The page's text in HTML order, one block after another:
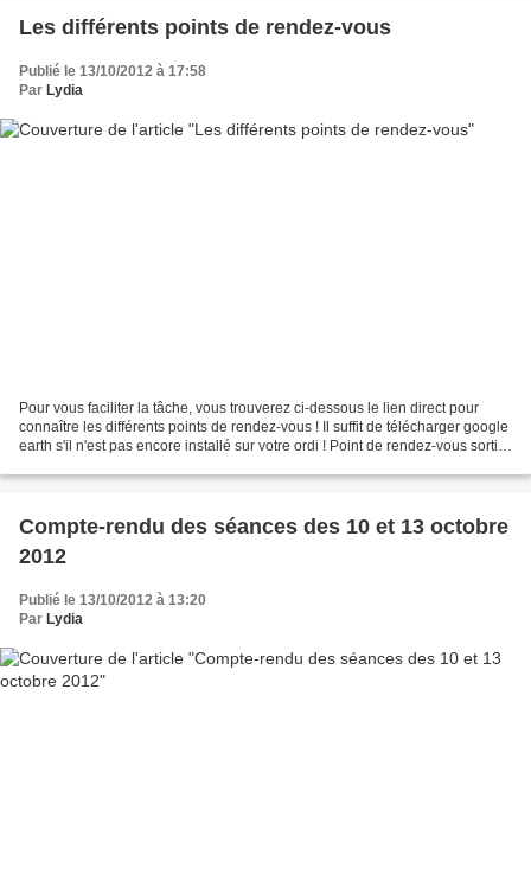
Les différents points de rendez-vous
Publié le 13/10/2012 à 17:58
Par Lydia
Pour vous faciliter la tâche, vous trouverez ci-dessous le lien direct pour
connaître les différents points de rendez-vous ! Il suffit de télécharger google
earth s'il n'est pas encore installé sur votre ordi ! Point de rendez-vous sortie
Compte-rendu des séances des 10 et 13 octobre
2012
Publié le 13/10/2012 à 13:20
Par Lydia